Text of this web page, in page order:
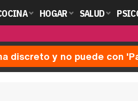
HOGAR SALUD
discreto y no puede con